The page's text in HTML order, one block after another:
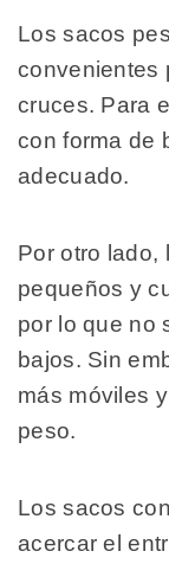
Los sacos
convenientes
cruces. Para
con forma de
adecuado.
Por otro lado,
pequeños y
por lo que no
bajos. Sin
más móviles
peso.
Los sacos
acercar el